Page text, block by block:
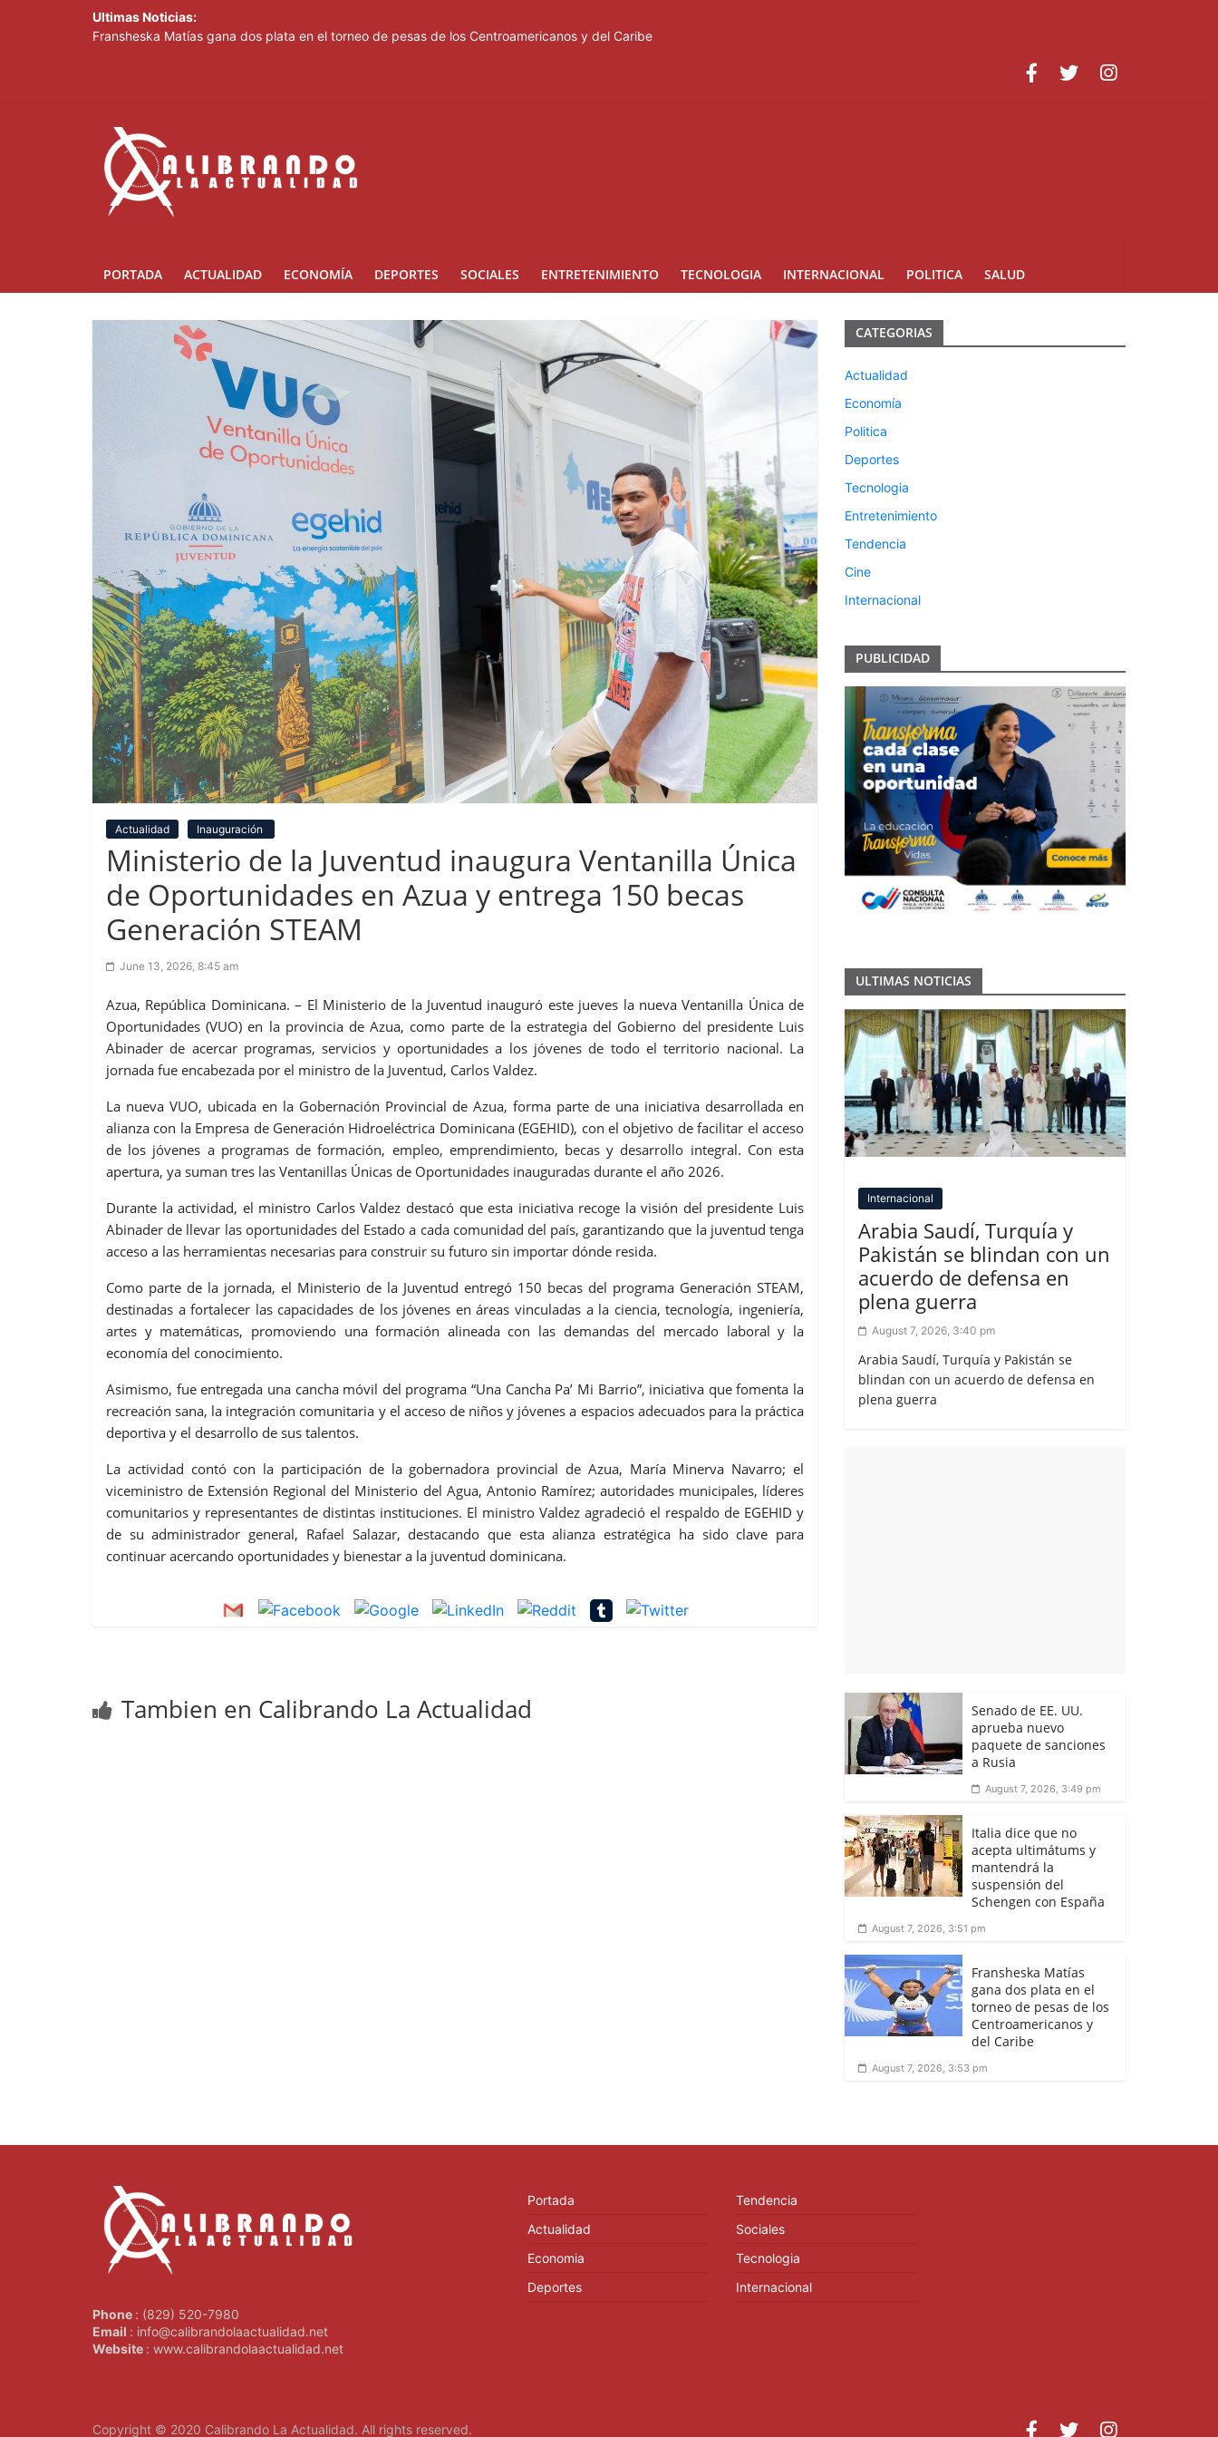
Ultimas Noticias:
Fransheska Matías gana dos plata en el torneo de pesas de los Centroamericanos y del Caribe
PORTADA ACTUALIDAD ECONOMÍA DEPORTES SOCIALES ENTRETENIMIENTO TECNOLOGIA INTERNACIONAL POLITICA SALUD
Actualidad Inauguración
Ministerio de la Juventud inaugura Ventanilla Única
de Oportunidades en Azua y entrega 150 becas
Generación STEAM
June 13, 2026, 8:45 am
Azua, República Dominicana. – El Ministerio de la Juventud inauguró este jueves la nueva Ventanilla Única de
Oportunidades (VUO) en la provincia de Azua, como parte de la estrategia del Gobierno del presidente Luis
Abinader de acercar programas, servicios y oportunidades a los jóvenes de todo el territorio nacional. La
jornada fue encabezada por el ministro de la Juventud, Carlos Valdez.
La nueva VUO, ubicada en la Gobernación Provincial de Azua, forma parte de una iniciativa desarrollada en
alianza con la Empresa de Generación Hidroeléctrica Dominicana (EGEHID), con el objetivo de facilitar el acceso
de los jóvenes a programas de formación, empleo, emprendimiento, becas y desarrollo integral. Con esta
apertura, ya suman tres las Ventanillas Únicas de Oportunidades inauguradas durante el año 2026.
Durante la actividad, el ministro Carlos Valdez destacó que esta iniciativa recoge la visión del presidente Luis
Abinader de llevar las oportunidades del Estado a cada comunidad del país, garantizando que la juventud tenga
acceso a las herramientas necesarias para construir su futuro sin importar dónde resida.
Como parte de la jornada, el Ministerio de la Juventud entregó 150 becas del programa Generación STEAM,
destinadas a fortalecer las capacidades de los jóvenes en áreas vinculadas a la ciencia, tecnología, ingeniería,
artes y matemáticas, promoviendo una formación alineada con las demandas del mercado laboral y la
economía del conocimiento.
Asimismo, fue entregada una cancha móvil del programa “Una Cancha Pa’ Mi Barrio”, iniciativa que fomenta la
recreación sana, la integración comunitaria y el acceso de niños y jóvenes a espacios adecuados para la práctica
deportiva y el desarrollo de sus talentos.
La actividad contó con la participación de la gobernadora provincial de Azua, María Minerva Navarro; el
viceministro de Extensión Regional del Ministerio del Agua, Antonio Ramírez; autoridades municipales, líderes
comunitarios y representantes de distintas instituciones. El ministro Valdez agradeció el respaldo de EGEHID y
de su administrador general, Rafael Salazar, destacando que esta alianza estratégica ha sido clave para
continuar acercando oportunidades y bienestar a la juventud dominicana.
Tambien en Calibrando La Actualidad
CATEGORIAS
Actualidad
Economía
Politica
Deportes
Tecnologia
Entretenimiento
Tendencia
Cine
Internacional
PUBLICIDAD
ULTIMAS NOTICIAS
Internacional
Arabia Saudí, Turquía y
Pakistán se blindan con un
acuerdo de defensa en
plena guerra
August 7, 2026, 3:40 pm
Arabia Saudí, Turquía y Pakistán se
blindan con un acuerdo de defensa en
plena guerra
Senado de EE. UU.
aprueba nuevo
paquete de sanciones
a Rusia
August 7, 2026, 3:49 pm
Italia dice que no
acepta ultimátums y
mantendrá la
suspensión del
Schengen con España
August 7, 2026, 3:51 pm
Fransheska Matías
gana dos plata en el
torneo de pesas de los
Centroamericanos y
del Caribe
August 7, 2026, 3:53 pm
Phone : (829) 520-7980
Email : info@calibrandolaactualidad.net
Website : www.calibrandolaactualidad.net
Portada
Actualidad
Economia
Deportes
Tendencia
Sociales
Tecnologia
Internacional
Copyright © 2020 Calibrando La Actualidad. All rights reserved.